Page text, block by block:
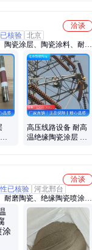
洽谈
核验 北京
陶瓷涂层、陶瓷涂料、耐磨
高压线路设备 耐高
温绝缘陶瓷涂层 耐
洽谈
已核验 河北邢台
耐磨陶瓷、绝缘陶瓷喷涂、
涂